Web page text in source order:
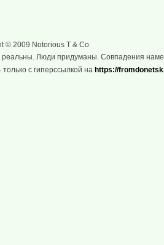
© 2009 Notorious T & Co
Люди придуманы. Совпадения
с гиперссылкой на https://